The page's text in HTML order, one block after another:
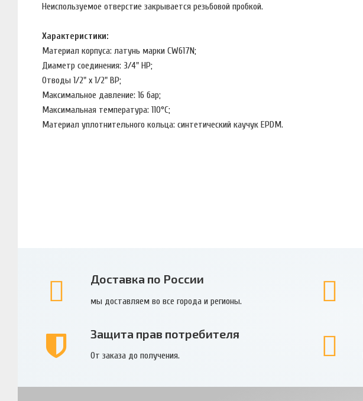
Неиспользуемое отверстие закрывается резьбовой пробкой.
Характеристики:
Материал корпуса: латунь марки CW617N;
Диаметр соединения: 3/4" НР;
Отводы 1/2" х 1/2" ВР;
Максимальное давление: 16 бар;
Максимальная температура: 110°С;
Материал уплотнительного кольца: синтетический каучук EPDM.
Доставка по России
мы доставляем во все города и регионы.
Защита прав потребителя
От заказа до получения.